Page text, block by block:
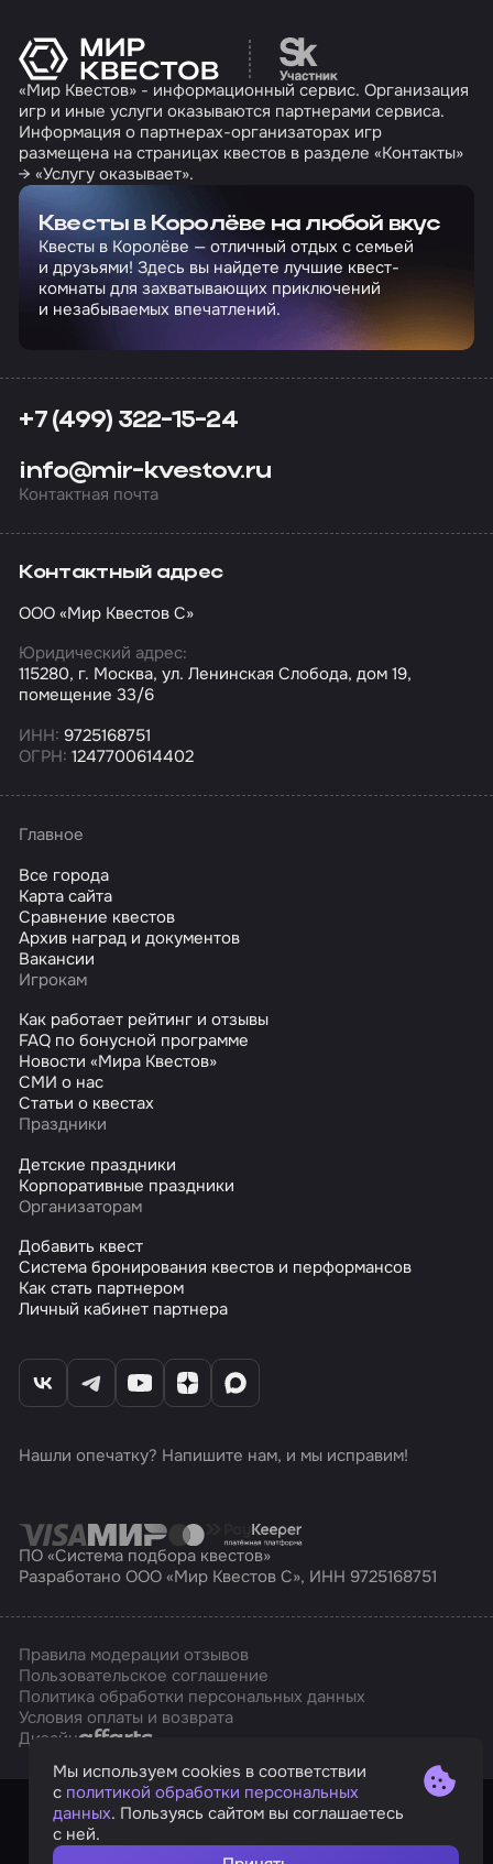
Перейти на сайт
«Мир Квестов» - информационный сервис. Организация
игр и иные услуги оказываются партнерами сервиса.
Информация о партнерах-организаторах игр
размещена на страницах квестов в разделе «Контакты»
→ «Услугу оказывает».
Квесты в Королёве на любой вкус
Квесты в Королёве — отличный отдых с семьей
и друзьями! Здесь вы найдете лучшие квест-
комнаты для захватывающих приключений
и незабываемых впечатлений.
+7 (499) 322-15-24
info@mir-kvestov.ru
Контактная почта
Контактный адрес
ООО «Мир Квестов С»
Юридический адрес:
115280, г. Москва, ул. Ленинская Слобода, дом 19,
помещение 33/6
ИНН: 9725168751
ОГРН: 1247700614402
Главное
Все города
Карта сайта
Сравнение квестов
Архив наград и документов
Вакансии
Игрокам
Как работает рейтинг и отзывы
FAQ по бонусной программе
Новости «Мира Квестов»
СМИ о нас
Статьи о квестах
Праздники
Детские праздники
Корпоративные праздники
Организаторам
Добавить квест
Система бронирования квестов и перформансов
Как стать партнером
Личный кабинет партнера
Нашли опечатку? Напишите нам, и мы исправим!
ПО «Система подбора квестов»
Разработано ООО «Мир Квестов С», ИНН 9725168751
Правила модерации отзывов
Пользовательское соглашение
Политика обработки персональных данных
Условия оплаты и возврата
ДизайнAffarts
Мы используем cookies в соответствии
с политикой обработки персональных
данных. Пользуясь сайтом вы соглашаетесь
с ней.